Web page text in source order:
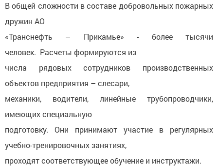
В общей сложности в составе добровольных пожарных
дружин АО
«Транснефть – Прикамье» - более тысячи
человек. Расчеты формируются из
числа рядовых сотрудников производственных
объектов предприятия – слесари,
механики, водители, линейные трубопроводчики,
имеющих специальную
подготовку. Они принимают участие в регулярных
учебно-тренировочных занятиях,
проходят соответствующее обучение и инструктажи.